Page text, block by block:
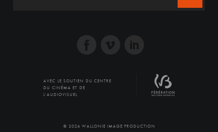
AVEC LE SOUTIEN DU CENTRE
DU CINÉMA ET DE
L'AUDIOVISUEL
© 2026 WALLONIE IMAGE PRODUCTION